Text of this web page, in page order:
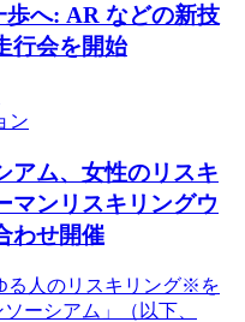
歩へ: AR などの新技
行会を開始
ン
アム、女性のリスキ
マンリスキリングウ
わせ開催
る人のリスキリング※を
ーシアム」（以下、